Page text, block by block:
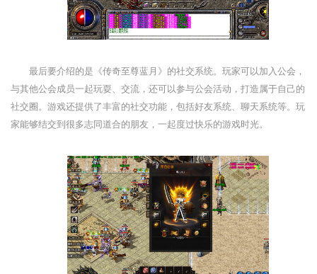
最后要介绍的是《传奇至尊蓝月》的社交系统。玩家可以加入公会，
与其他公会成员一起玩耍、交流，还可以参与公会活动，打造属于自己的
社交圈。游戏还提供了丰富的社交功能，包括好友系统、聊天系统等。玩
家能够结交到很多志同道合的朋友，一起度过快乐的游戏时光。